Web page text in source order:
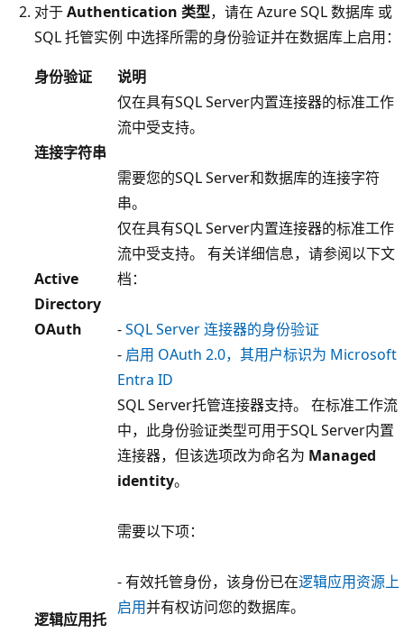
对于Authentication 类型，请在 Azure SQL 数据库 或
SQL 托管实例 中选择所需的身份验证并在数据库上启用：
身份验证
说明
连接字符串
仅在具有SQL Server内置连接器的标准工作
流中受支持。
需要您的SQL Server和数据库的连接字符
串。
Active
Directory
OAuth
仅在具有SQL Server内置连接器的标准工作
流中受支持。 有关详细信息，请参阅以下文
档：
-SQL Server 连接器的身份验证
- 启用 OAuth 2.0，其用户标识为 Microsoft
Entra ID
逻辑应用托
SQL Server托管连接器支持。 在标准工作流
中，此身份验证类型可用于SQL Server内置
连接器，但该选项改为命名为 Managed
identity。
需要以下项：
- 有效托管身份，该身份已在逻辑应用资源上
启用并有权访问您的数据库。